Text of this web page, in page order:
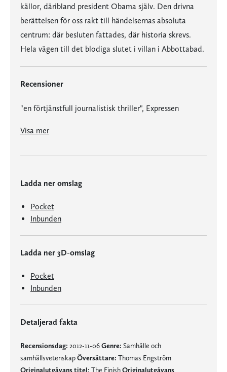
källor, däribland president Obama själv. Den drivna
berättelsen för oss rakt till händelsernas absoluta
centrum: där besluten fattades, där historia skrevs.
Hela vägen till det blodiga slutet i villan i Abbottabad.
Recensioner
"en förtjänstfull journalistisk thriller", Expressen
Visa mer
Ladda ner omslag
Pocket
Inbunden
Ladda ner 3D-omslag
Pocket
Inbunden
Detaljerad fakta
Recensionsdag: 2012-11-06Genre: Samhälle och
samhällsvetenskapÖversättare: Thomas Engström
Originalutgåvans titel: The FinishOriginalutgåvans